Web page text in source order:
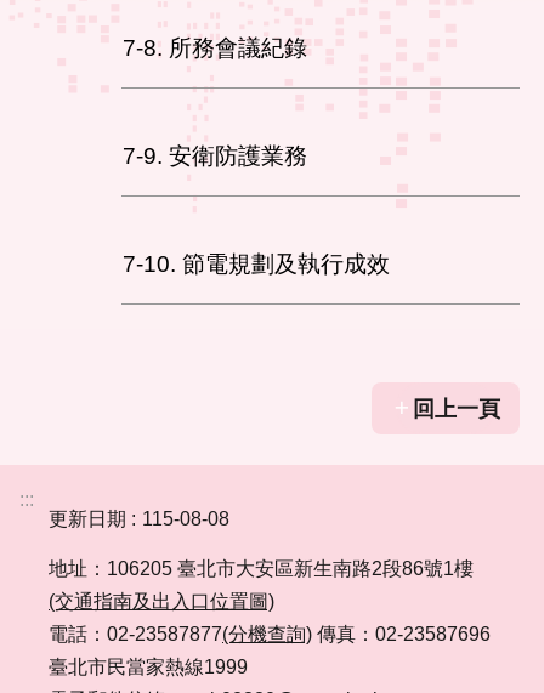
7-8. 所務會議紀錄
7-9. 安衛防護業務
7-10. 節電規劃及執行成效
回上一頁
:::
更新日期
115-08-08
地址：106205 臺北市大安區新生南路2段86號1樓
(交通指南及出入口位置圖)
電話：02-23587877(分機查詢) 傳真：02-23587696
臺北市民當家熱線1999